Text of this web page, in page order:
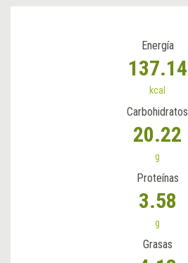
Energía
137.14
kcal
Carbohidratos
20.22
g
Proteínas
3.58
g
Grasas